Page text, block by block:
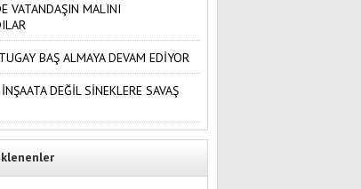
VATANDAŞIN MALINI
BAŞ ALMAYA DEVAM EDİYOR
DEĞİL SİNEKLERE SAVAŞ